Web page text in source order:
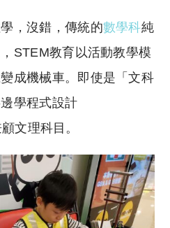
，沒錯，傳統的數學科純
STEM教育以活動教學模
成機械車。即使是「文科
學程式設計
文理科目。